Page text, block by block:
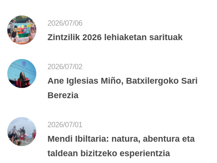
2026/07/06
Zintzilik 2026 lehiaketan sarituak
2026/07/02
Ane Iglesias Miño, Batxilergoko Sari
Berezia
2026/07/01
Mendi Ibiltaria: natura, abentura eta
taldean bizitzeko esperientzia